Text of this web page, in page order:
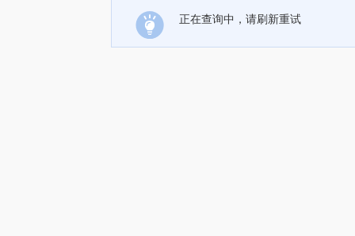
正在查询中，请刷新重试